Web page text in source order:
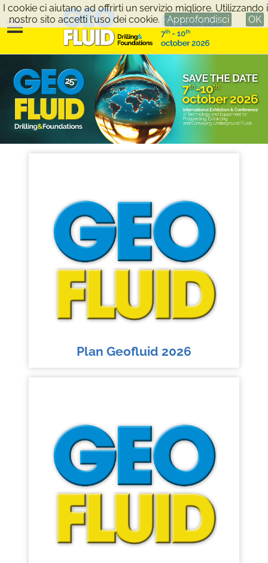
Plan Geofluid 2026
I cookie ci aiutano ad offrirti un servizio migliore. Utilizzando
nostro sito accetti l'uso dei cookie.
Approfondisci OK